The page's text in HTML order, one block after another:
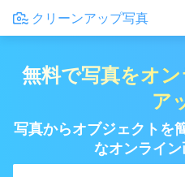
クリーンアップ写真
無料で写真をオ
ア
写真からオブジェクトを
なオンライ